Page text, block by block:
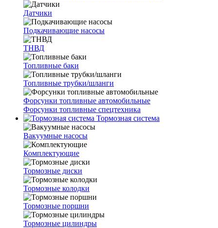
Датчики
Подкачивающие насосы
ТНВД
Топливные баки
Топливные трубки/шланги
Форсунки топливные автомобильные
Форсунки топливные спецтехника
Тормозная система
Вакуумные насосы
Комплектующие
Тормозные диски
Тормозные колодки
Тормозные поршни
Тормозные цилиндры